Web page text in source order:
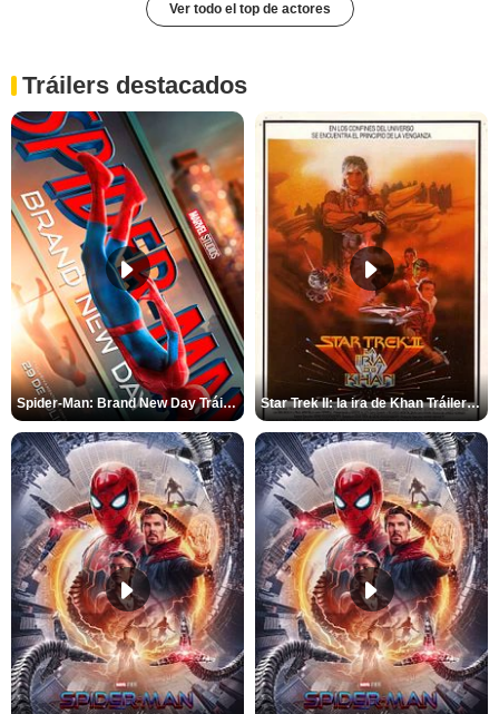
Ver todo el top de actores
Tráilers destacados
Spider-Man: Brand New Day Tráiler (3) Star Trek II: la ira de Khan Tráiler VO